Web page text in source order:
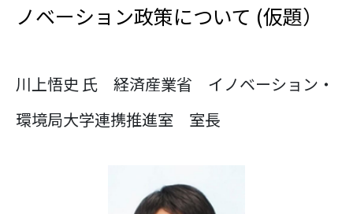
ノベーション政策について (仮題）
川上悟史 氏 経済産業省 イノベーション・
環境局大学連携推進室 室長